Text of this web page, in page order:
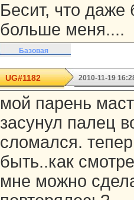
Бесит, что
больше меня....
Базовая
UG#1182 2010-11-19
мой парень
засунул палец
сломался.
быть..как
мне можно